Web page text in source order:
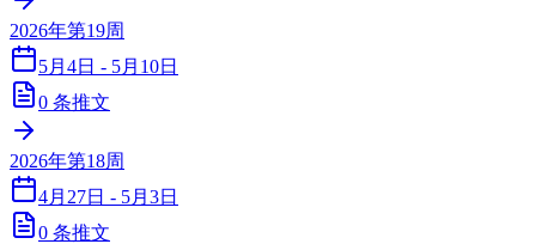
2026年第19周
5月4日 - 5月10日
0 条推文
2026年第18周
4月27日 - 5月3日
0 条推文